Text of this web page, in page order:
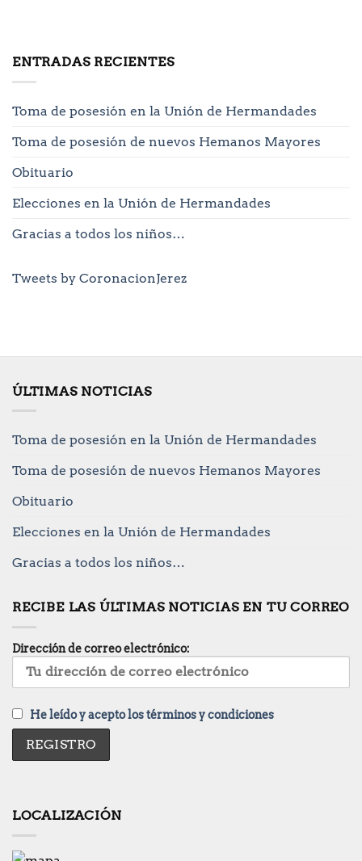
ENTRADAS RECIENTES
Toma de posesión en la Unión de Hermandades
Toma de posesión de nuevos Hemanos Mayores
Obituario
Elecciones en la Unión de Hermandades
Gracias a todos los niños…
Tweets by CoronacionJerez
ÚLTIMAS NOTICIAS
Toma de posesión en la Unión de Hermandades
Toma de posesión de nuevos Hemanos Mayores
Obituario
Elecciones en la Unión de Hermandades
Gracias a todos los niños…
RECIBE LAS ÚLTIMAS NOTICIAS EN TU CORREO
Dirección de correo electrónico:
He leído y acepto los términos y condiciones
LOCALIZACIÓN